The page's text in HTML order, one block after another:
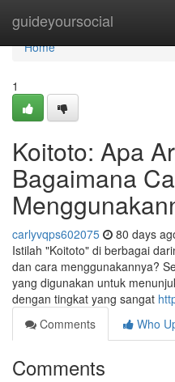
guideyoursocial
Home
Home
1
Koitoto: Apa
Bagaimana
carlyvqps602075 80 days
Istilah "Koitoto" di berbagai
dan cara menggunakannya?
yang digunakan untuk
dengan tingkat yang sangat
Comments
Who
Comments